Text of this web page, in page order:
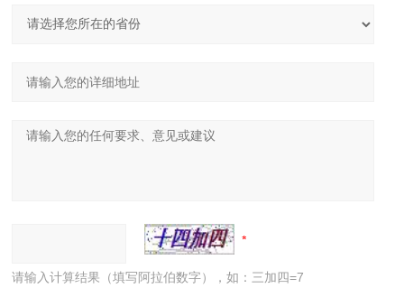
请输入计算结果（填写阿拉伯数字），如：三加四=7